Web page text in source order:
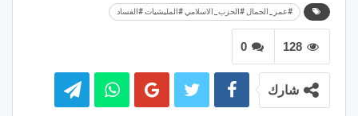
#عمر_الجمال #الحزب_الاسلامي #المليشيات #الفساد
0 128
شارك